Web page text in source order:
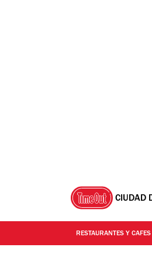
CIUDAD
RESTAURANTES Y CAFES